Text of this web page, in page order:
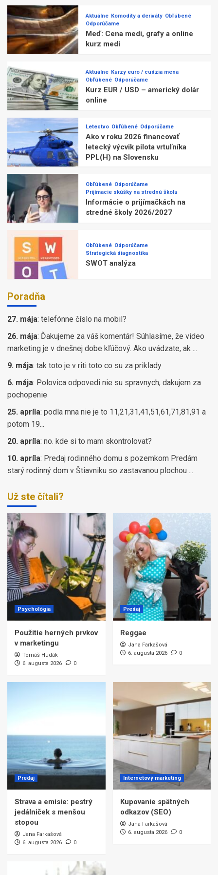
Aktuálne Komodity a deriváty Obľúbené
Odporúčame
Meď: Cena medi, grafy a online
kurz medi
Aktuálne Kurzy euro / cudzia mena
Obľúbené Odporúčame
Kurz EUR / USD – americký dolár
online
Letectvo Obľúbené Odporúčame
Ako v roku 2026 financovať
letecký výcvik pilota vrtuľníka
PPL(H) na Slovensku
Obľúbené Odporúčame
Prijímacie skúšky na strednú školu
Informácie o prijímačkách na
stredné školy 2026/2027
Obľúbené Odporúčame
Strategická diagnostika
SWOT analýza
Poradňa
27. mája: telefónne číslo na mobil?
26. mája: Ďakujeme za váš komentár! Súhlasíme, že video
marketing je v dnešnej dobe kľúčový. Ako uvádzate, ak ...
9. mája: tak toto je v riti toto co su za priklady
6. mája: Polovica odpovedi nie su spravnych, dakujem za
pochopenie
25. apríla: podla mna nie je to 11,21,31,41,51,61,71,81,91 a
potom 19...
20. apríla: no. kde si to mam skontrolovat?
10. apríla: Predaj rodinného domu s pozemkom Predám
starý rodinný dom v Štiavniku so zastavanou plochou ...
Už ste čítali?
Psychológia
Použitie herných prvkov
v marketingu
Tomáš Hudák
6. augusta 2026
0
Predaj
Reggae
Jana Farkašová
6. augusta 2026
0
Predaj
Strava a emisie: pestrý
jedálniček s menšou
stopou
Jana Farkašová
6. augusta 2026
0
Internetový marketing
Kupovanie spätných
odkazov (SEO)
Jana Farkašová
6. augusta 2026
0